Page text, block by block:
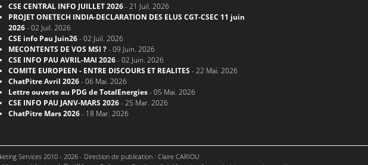
CSE CENTRAL INFO JUILLET 2026- 21 Juil. 2026
PROJET ONETECH INDIA-DECLARATION DES ELUS CGT-CSEC 11 juin
2026- 02 Juil. 2026
CSE info Pau Juin26- 02 Juil. 2026
MECONTENTS DE VOS MSI ?- 09 Juin. 2026
CSE INFO PAU AVRIL-MAI 2026- 02 Juin. 2026
COMITE EUROPEEN - ENTRE DISCOURS ET REALITES - 22 Mai. 2026
ChatPitre Avril 2026- 06 Mai. 2026
Lettre ouverte au PDG de TotalEnergies- 05 Mai. 2026
CSE INFO PAU JANV-MARS 2026- 25 Mar. 2026
ChatPitre Mars 2026- 18 Mar. 2026
Services 2010 - 2026 - Direction de publication : Claire CARIOU